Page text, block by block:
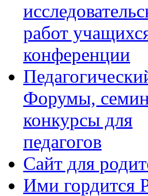
работ
конференции
Форумы,
конкурсы для
педагогов
Сайт для
Ими гордится